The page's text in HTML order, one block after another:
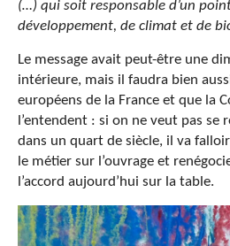
(…) qui soit responsable d’un
développement, de climat et de
Le message avait peut-être une
intérieure, mais il faudra bien
européens de la France et que la
l’entendent : si on ne veut pas
dans un quart de siècle, il va
le métier sur l’ouvrage et
l’accord aujourd’hui sur la table.